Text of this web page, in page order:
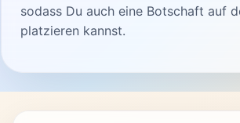
sodass Du auch eine Botschaft auf
platzieren kannst.